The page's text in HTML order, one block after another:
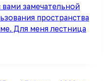
вами замечательной
пространства
Для меня лестница